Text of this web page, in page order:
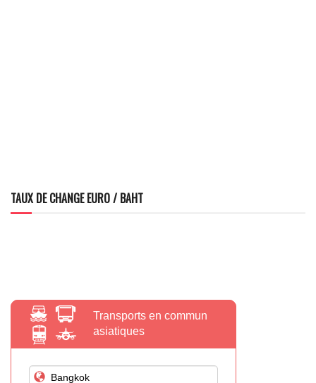
TAUX DE CHANGE EURO / BAHT
Transports en commun
asiatiques